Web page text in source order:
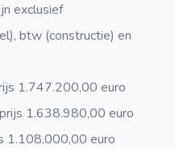
exclusief
btw (constructie) en
1.747.200,00 euro
1.638.980,00 euro
1.108.000,00 euro